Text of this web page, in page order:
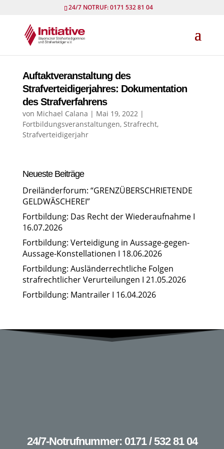
24/7 NOTRUF: 0171 532 81 04
Auftaktveranstaltung des
Strafverteidigerjahres: Dokumentation
des Strafverfahrens
von Michael Calana | Mai 19, 2022|
Fortbildungsveranstaltungen, Strafrecht,
Strafverteidigerjahr
Neueste Beiträge
Dreiländerforum: “GRENZÜBERSCHRIETENDE
GELDWÄSCHEREI”
Fortbildung: Das Recht der Wiederaufnahme I
16.07.2026
Fortbildung: Verteidigung in Aussage-gegen-
Aussage-Konstellationen I 18.06.2026
Fortbildung: Ausländerrechtliche Folgen
strafrechtlicher Verurteilungen I 21.05.2026
Fortbildung: Mantrailer I 16.04.2026
24/7-Notrufnummer: 0171 / 532 81 04